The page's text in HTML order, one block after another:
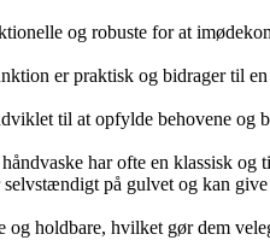
og robuste for at
er praktisk og bidrager til
til at opfylde behovene og
har ofte en klassisk og
på gulvet og kan
holdbare, hvilket gør dem